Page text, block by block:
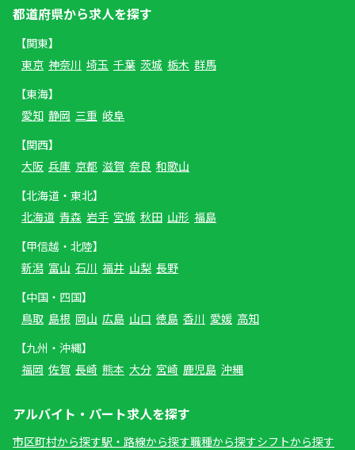
都道府県から求人を探す
【関東】
東京 神奈川 埼玉 千葉 茨城 栃木 群馬
【東海】
愛知 静岡 三重 岐阜
【関西】
大阪 兵庫 京都 滋賀 奈良 和歌山
【北海道・東北】
北海道 青森 岩手 宮城 秋田 山形 福島
【甲信越・北陸】
新潟 富山 石川 福井 山梨 長野
【中国・四国】
鳥取 島根 岡山 広島 山口 徳島 香川 愛媛 高知
【九州・沖縄】
福岡 佐賀 長崎 熊本 大分 宮崎 鹿児島 沖縄
アルバイト・パート求人を探す
市区町村から探す駅・路線から探す職種から探すシフトから探す